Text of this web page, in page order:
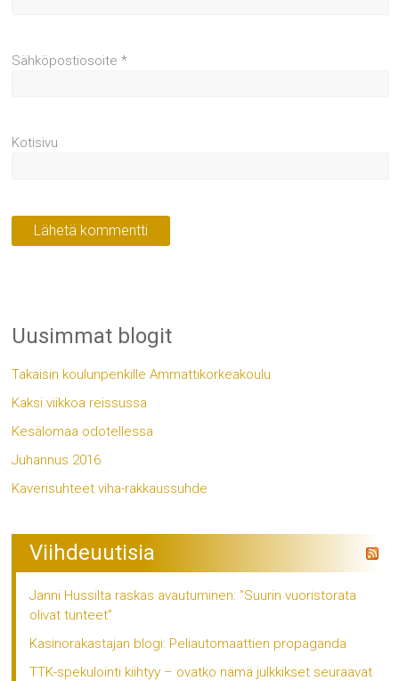
Sähköpostiosoite*
Kotisivu
Uusimmat blogit
Takaisin koulunpenkille Ammattikorkeakoulu
Kaksi viikkoa reissussa
Kesälomaa odotellessa
Juhannus 2016
Kaverisuhteet viha-rakkaussuhde
Viihdeuutisia
Janni Hussilta raskas avautuminen: ”Suurin vuoristorata
olivat tunteet”
Kasinorakastajan blogi: Peliautomaattien propaganda
TTK-spekulointi kiihtyy – ovatko nämä julkkikset seuraavat